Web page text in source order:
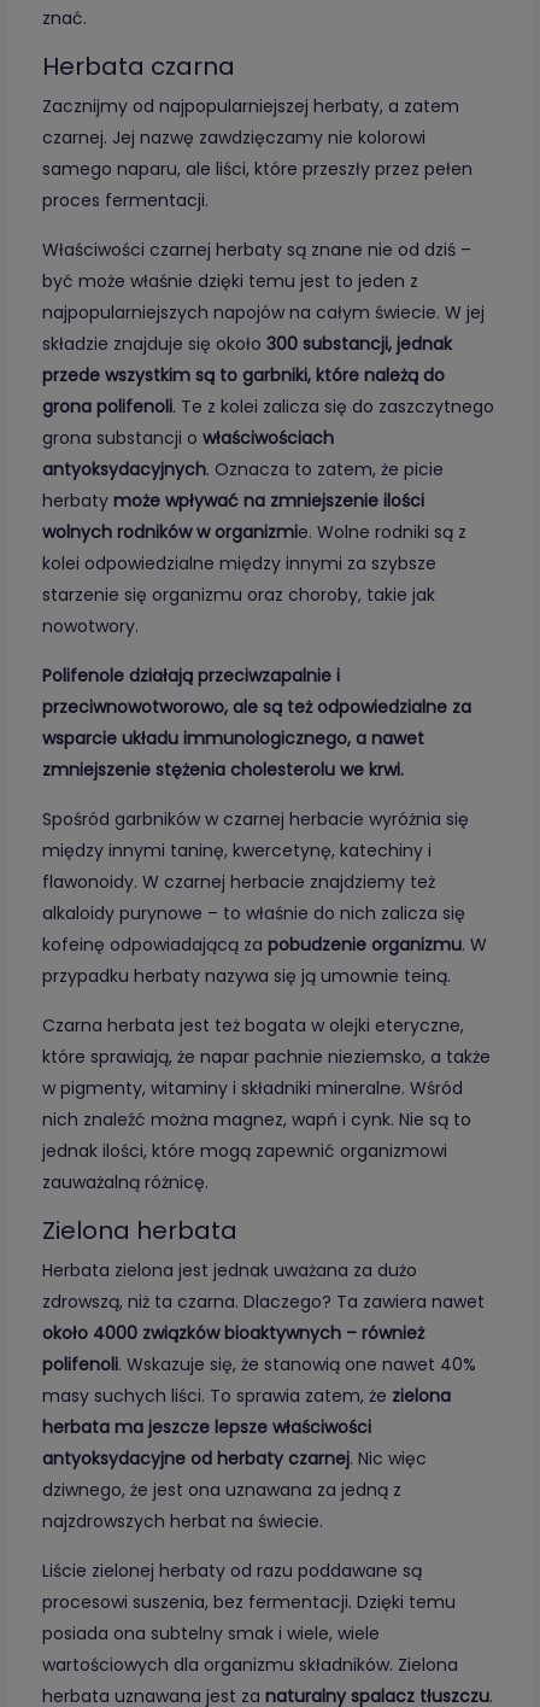
znać.
Herbata czarna
Zacznijmy od najpopularniejszej herbaty, a zatem
czarnej. Jej nazwę zawdzięczamy nie kolorowi
samego naparu, ale liści, które przeszły przez pełen
proces fermentacji.
Właściwości czarnej herbaty są znane nie od dziś –
być może właśnie dzięki temu jest to jeden z
najpopularniejszych napojów na całym świecie. W jej
składzie znajduje się około 300 substancji, jednak
przede wszystkim są to garbniki, które należą do
grona polifenoli. Te z kolei zalicza się do zaszczytnego
grona substancji o właściwościach
antyoksydacyjnych. Oznacza to zatem, że picie
herbaty może wpływać na zmniejszenie ilości
wolnych rodników w organizmie. Wolne rodniki są z
kolei odpowiedzialne między innymi za szybsze
starzenie się organizmu oraz choroby, takie jak
nowotwory.
Polifenole działają przeciwzapalnie i
przeciwnowotworowo, ale są też odpowiedzialne za
wsparcie układu immunologicznego, a nawet
zmniejszenie stężenia cholesterolu we krwi.
Spośród garbników w czarnej herbacie wyróżnia się
między innymi taninę, kwercetynę, katechiny i
flawonoidy. W czarnej herbacie znajdziemy też
alkaloidy purynowe – to właśnie do nich zalicza się
kofeinę odpowiadającą za pobudzenie organizmu. W
przypadku herbaty nazywa się ją umownie teiną.
Czarna herbata jest też bogata w olejki eteryczne,
które sprawiają, że napar pachnie nieziemsko, a także
w pigmenty, witaminy i składniki mineralne. Wśród
nich znaleźć można magnez, wapń i cynk. Nie są to
jednak ilości, które mogą zapewnić organizmowi
zauważalną różnicę.
Zielona herbata
Herbata zielona jest jednak uważana za dużo
zdrowszą, niż ta czarna. Dlaczego? Ta zawiera nawet
około 4000 związków bioaktywnych – również
polifenoli. Wskazuje się, że stanowią one nawet 40%
masy suchych liści. To sprawia zatem, że zielona
herbata ma jeszcze lepsze właściwości
antyoksydacyjne od herbaty czarnej. Nic więc
dziwnego, że jest ona uznawana za jedną z
najzdrowszych herbat na świecie.
Liście zielonej herbaty od razu poddawane są
procesowi suszenia, bez fermentacji. Dzięki temu
posiada ona subtelny smak i wiele, wiele
wartościowych dla organizmu składników. Zielona
herbata uznawana jest za naturalny spalacz tłuszczu.